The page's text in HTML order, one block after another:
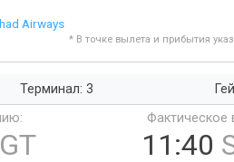
Airways
* В точке вылета и прибытия
Терминал: 3
Фактическое
11:40